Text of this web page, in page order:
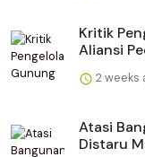
Kritik
Aliansi
2 weeks
Atasi
Distaru